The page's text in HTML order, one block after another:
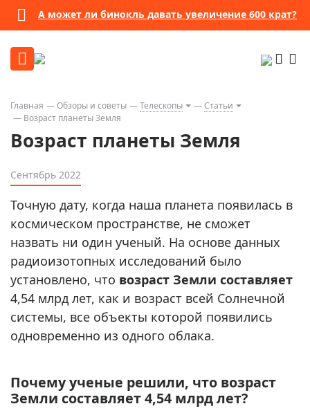
А может ли бинокль давать увеличение 600 крат?
Главная Обзоры и советы Телескопы
Статьи
Возраст планеты Земля
Возраст планеты Земля
Сентябрь 2022
Точную дату, когда наша планета появилась в
космическом пространстве, не сможет
назвать ни один ученый. На основе данных
радиоизотопных исследований было
установлено, что возраст Земли составляет
4,54 млрд лет, как и возраст всей Солнечной
системы, все объекты которой появились
одновременно из одного облака.
Почему ученые решили, что возраст
Земли составляет 4,54 млрд лет?